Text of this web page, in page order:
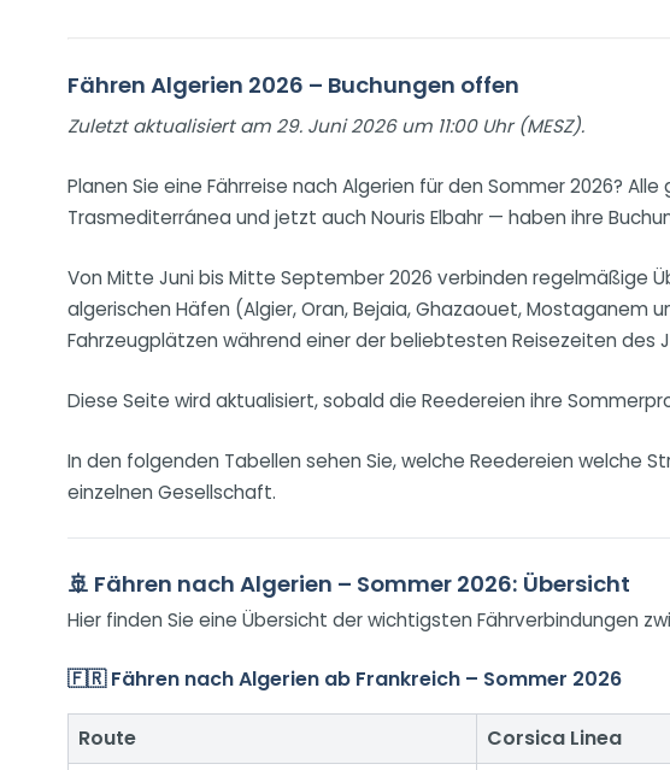
Fähren Algerien 2026 – Buchungen offen
Zuletzt aktualisiert am 29. Juni 2026 um 11:00 Uhr (MESZ).
Planen Sie eine Fährreise nach Algerien für den Sommer 2026?
Trasmediterránea und jetzt auch Nouris Elbahr — haben ihre
Von Mitte Juni bis Mitte September 2026 verbinden regelmäßige
algerischen Häfen (Algier, Oran, Bejaia, Ghazaouet, Mostaganem
Fahrzeugplätzen während einer der beliebtesten Reisezeiten des
Diese Seite wird aktualisiert, sobald die Reedereien ihre
In den folgenden Tabellen sehen Sie, welche Reedereien welche
einzelnen Gesellschaft.
🚢 Fähren nach Algerien – Sommer 2026: Übersicht
Hier finden Sie eine Übersicht der wichtigsten Fährverbindungen
🇫🇷 Fähren nach Algerien ab Frankreich – Sommer 2026
Route Corsica Linea